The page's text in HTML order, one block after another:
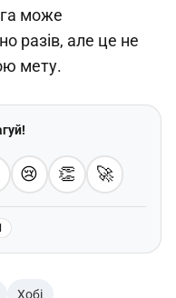
може
разів, але це не
мету.
😢 👏 🚀
Хобі